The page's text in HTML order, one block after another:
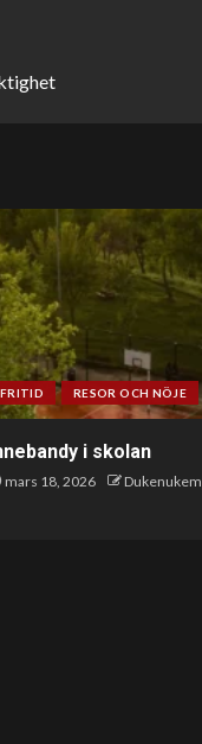
FRITID RESOR OCH NÖJE
i skolan
mars 18, 2026 Dukenukem